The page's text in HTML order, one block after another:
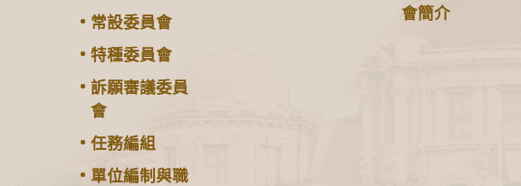
常設委員會
特種委員會
訴願審議委員
會
任務編組
單位編制與職
會簡介